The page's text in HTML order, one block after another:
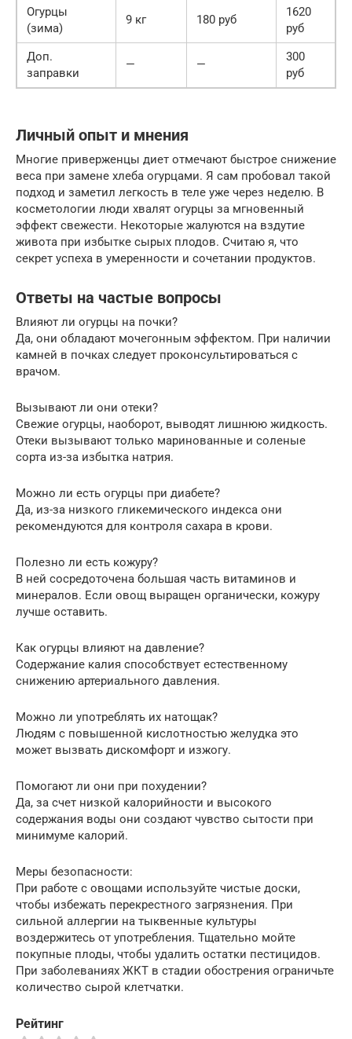
Огурцы
(зима)
9 кг 180 руб
1620
руб
Доп.
заправки
— —
300
руб
Личный опыт и мнения
Многие приверженцы диет отмечают быстрое снижение
веса при замене хлеба огурцами. Я сам пробовал такой
подход и заметил легкость в теле уже через неделю. В
косметологии люди хвалят огурцы за мгновенный
эффект свежести. Некоторые жалуются на вздутие
живота при избытке сырых плодов. Считаю я, что
секрет успеха в умеренности и сочетании продуктов.
Ответы на частые вопросы
Влияют ли огурцы на почки?
Да, они обладают мочегонным эффектом. При наличии
камней в почках следует проконсультироваться с
врачом.
Вызывают ли они отеки?
Свежие огурцы, наоборот, выводят лишнюю жидкость.
Отеки вызывают только маринованные и соленые
сорта из-за избытка натрия.
Можно ли есть огурцы при диабете?
Да, из-за низкого гликемического индекса они
рекомендуются для контроля сахара в крови.
Полезно ли есть кожуру?
В ней сосредоточена большая часть витаминов и
минералов. Если овощ выращен органически, кожуру
лучше оставить.
Как огурцы влияют на давление?
Содержание калия способствует естественному
снижению артериального давления.
Можно ли употреблять их натощак?
Людям с повышенной кислотностью желудка это
может вызвать дискомфорт и изжогу.
Помогают ли они при похудении?
Да, за счет низкой калорийности и высокого
содержания воды они создают чувство сытости при
минимуме калорий.
Меры безопасности:
При работе с овощами используйте чистые доски,
чтобы избежать перекрестного загрязнения. При
сильной аллергии на тыквенные культуры
воздержитесь от употребления. Тщательно мойте
покупные плоды, чтобы удалить остатки пестицидов.
При заболеваниях ЖКТ в стадии обострения ограничьте
количество сырой клетчатки.
Рейтинг